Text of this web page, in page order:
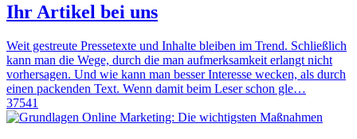
Ihr Artikel bei uns
Weit gestreute Pressetexte und Inhalte bleiben im Trend. Schließlich
kann man die Wege, durch die man aufmerksamkeit erlangt nicht
vorhersagen. Und wie kann man besser Interesse wecken, als durch
einen packenden Text. Wenn damit beim Leser schon gle…
37541